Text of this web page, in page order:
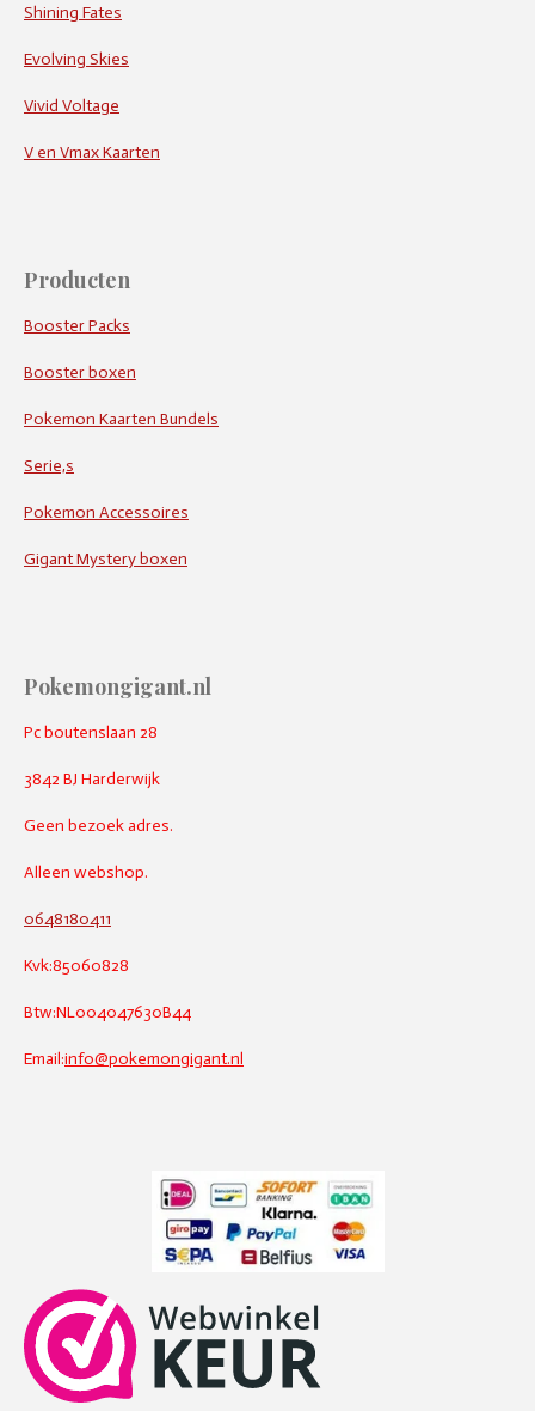
Shining Fates
Evolving Skies
Vivid Voltage
V en Vmax Kaarten
Producten
Booster Packs
Booster boxen
Pokemon Kaarten Bundels
Serie,s
Pokemon Accessoires
Gigant Mystery boxen
Pokemongigant.nl
Pc boutenslaan 28
3842 BJ Harderwijk
Geen bezoek adres.
Alleen webshop.
0648180411
Kvk:85060828
Btw:NL004047630B44
Email:info@pokemongigant.nl